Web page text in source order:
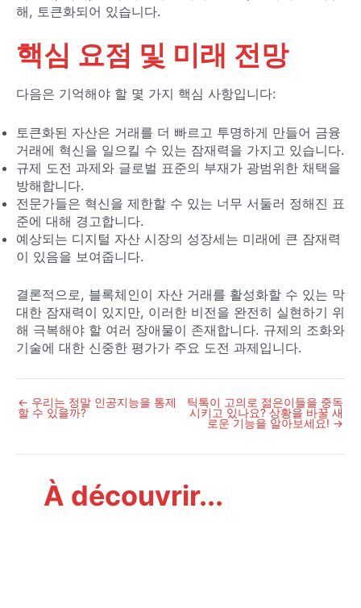
해, 토큰화되어 있습니다.
핵심 요점 및 미래 전망
다음은 기억해야 할 몇 가지 핵심 사항입니다:
토큰화된 자산은 거래를 더 빠르고 투명하게 만들어 금융
거래에 혁신을 일으킬 수 있는 잠재력을 가지고 있습니다.
규제 도전 과제와 글로벌 표준의 부재가 광범위한 채택을
방해합니다.
전문가들은 혁신을 제한할 수 있는 너무 서둘러 정해진 표
준에 대해 경고합니다.
예상되는 디지털 자산 시장의 성장세는 미래에 큰 잠재력
이 있음을 보여줍니다.
결론적으로, 블록체인이 자산 거래를 활성화할 수 있는 막
대한 잠재력이 있지만, 이러한 비전을 완전히 실현하기 위
해 극복해야 할 여러 장애물이 존재합니다. 규제의 조화와
기술에 대한 신중한 평가가 주요 도전 과제입니다.
포
스
탐
← 우리는 정말 인공지능을 통제
할 수 있을까?
틱톡이 고의로 젊은이들을 중독
시키고 있나요? 상황을 바꿀 새
로운 기능을 알아보세요! →
À découvrir...